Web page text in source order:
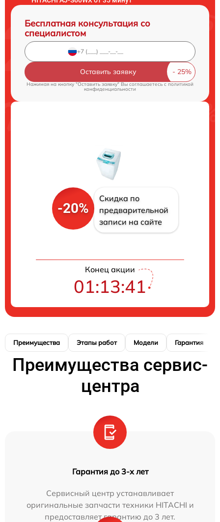
Бесплатная консультация со
специалистом
Оставить заявку
Нажимая на кнопку "Оставить заявку" Вы соглашаетесь cполитикой
конфиденциальности
-20%
Скидка по
предварительной
записи на сайте
Конец акции
01:13:40
Преимущества Этапы работ Модели Гарантия
Преимущества сервис-
центра
Гарантия до 3-х лет
Сервисный центр устанавливает
оригинальные запчасти техники HITACHI и
предоставляет гарантию до 3 лет.